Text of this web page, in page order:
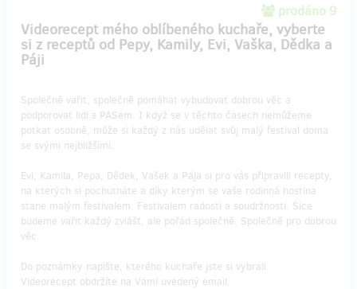
prodáno 9
Videorecept mého oblíbeného kuchaře, vyberte
si z receptů od Pepy, Kamily, Evi, Vaška, Dědka a
Páji
Společně vařit, společně pomáhat vybudovat dobrou věc a
podporovat lidi s PASem. I když se v těchto časech nemůžeme
potkat osobně, může si každý z nás udělat svůj malý festival doma
se svými nejbližšími.
Evi, Kamila, Pepa, Dědek, Vašek a Pája si pro vás připravili recepty,
na kterých si pochutnáte a díky kterým se vaše rodinná hostina
stane malým festivalem. Festivalem radosti a soudržnosti. Sice
budeme vařit každý zvlášť, ale pořád společně. Společně pro dobrou
věc.
Do poznámky napište, kterého kuchaře jste si vybrali.
Videorecept obdržíte na Vámi uvedený email.